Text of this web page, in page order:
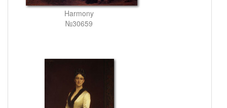
Harmony
№30659